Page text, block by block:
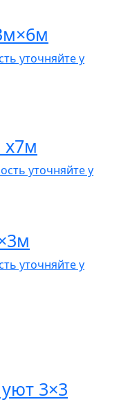
уточняйте у
х7м
уточняйте у
уточняйте у
3×3